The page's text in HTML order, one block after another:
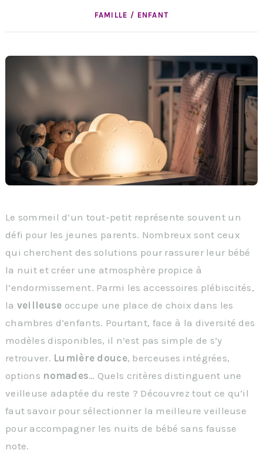
FAMILLE / ENFANT
Le sommeil d’un tout-petit représente souvent un
défi pour les jeunes parents. Nombreux sont ceux
qui cherchent des solutions pour rassurer leur bébé
la nuit et créer une atmosphère propice à
l’endormissement. Parmi les accessoires plébiscités,
la veilleuse occupe une place de choix dans les
chambres d’enfants. Pourtant, face à la diversité des
modèles disponibles, il n’est pas simple de s’y
retrouver. Lumière douce, berceuses intégrées,
options nomades… Quels critères distinguent une
veilleuse adaptée du reste ? Découvrez tout ce qu’il
faut savoir pour sélectionner la meilleure veilleuse
pour accompagner les nuits de bébé sans fausse
note.